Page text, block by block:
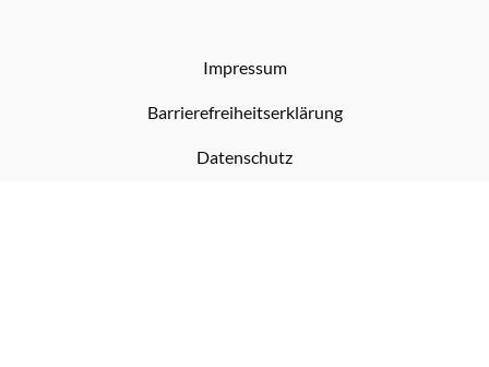
Impressum
Barrierefreiheitserklärung
Datenschutz